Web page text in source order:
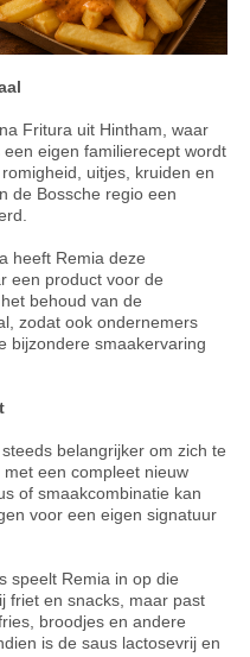
Fritura uit Hintham, waar
eigen familierecept wordt
uitjes, kruiden en
de Bossche regio een
heeft Remia deze
een product voor de
behoud van de
zodat ook ondernemers
bijzondere smaakervaring
belangrijker om zich te
een compleet nieuw
of smaakcombinatie kan
voor een eigen signatuur
speelt Remia in op die
friet en snacks, maar past
broodjes en andere
is de saus lactosevrij en